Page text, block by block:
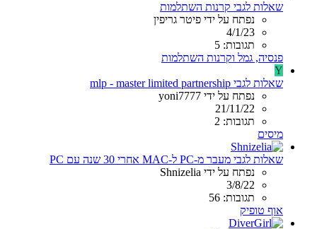
שאלות לגבי קרנות השתלמות
נפתח על ידי פיטר גריפין
4/1/23
תגובות: 5
פנסיה, גמל וקרנות השתלמות
Y
שאלות לגבי mlp - master limited partnership
נפתח על ידי yoni7777
21/11/22
תגובות: 2
מיסים
שאלות לגבי מעבר מ-PC ל-MAC אחרי 30 שנה עם PC
נפתח על ידי Shnizelia
3/8/22
תגובות: 56
אוף טופיק